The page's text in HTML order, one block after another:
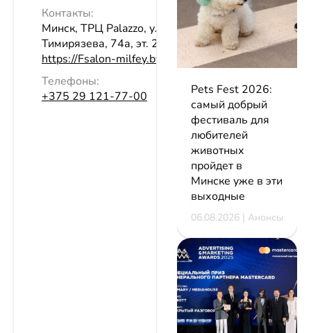
Контакты:
Минск, ТРЦ Palazzo, ул.
Тимирязева, 74а, эт. 2
https://Fsalon-milfey.by/
Телефоны:
+375 29 121-77-00
Pets Fest 2026:
самый добрый
фестиваль для
любителей
животных
пройдет в
Минске уже в эти
выходные
06.08.2026 | Анонсы